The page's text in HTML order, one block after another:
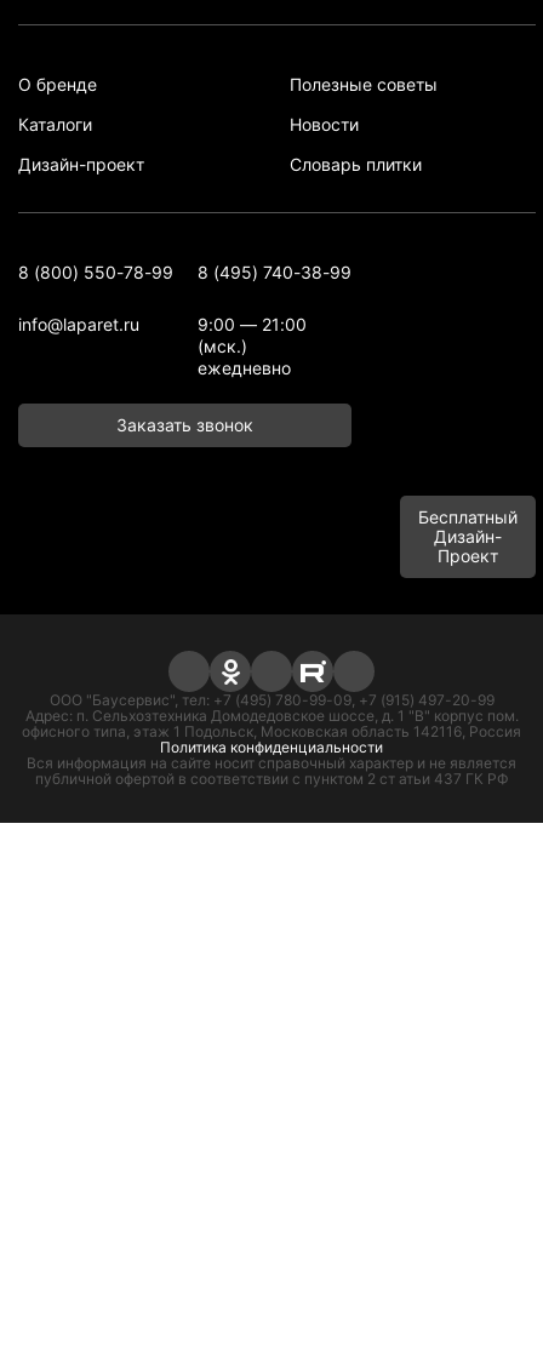
О бренде
Каталоги
Дизайн-проект
Полезные советы
Новости
Словарь плитки
8 (800) 550-78-99 8 (495) 740-38-99
info@laparet.ru
9:00 — 21:00
(мск.)
ежедневно
Заказать звонок
Бесплатный
Дизайн-
Проект
ООО "Баусервис", тел: +7 (495) 780-99-09, +7 (915) 497-20-99
Адрес: п. Сельхозтехника Домодедовское шоссе, д. 1 "В" корпус пом.
офисного типа, этаж 1 Подольск, Московская область 142116, Россия
Политика конфиденциальности
Вся информация на сайте носит справочный характер и не является
публичной офертой в соответствии с пунктом 2 ст атьи 437 ГК РФ